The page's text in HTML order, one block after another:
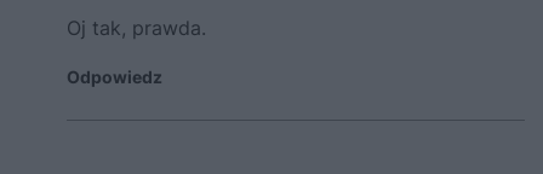
Oj tak, prawda.
Odpowiedz